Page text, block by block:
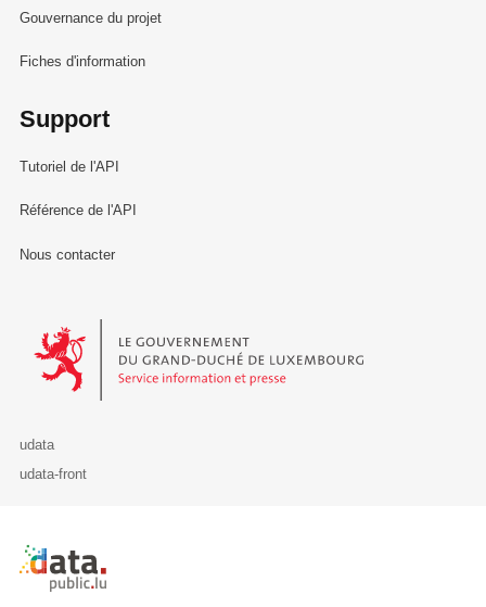
Gouvernance du projet
Fiches d'information
Support
Tutoriel de l'API
Référence de l'API
Nous contacter
Le Gouvernement du Grand-Duché de Luxembourg - Service
udata
udata-front
Retour à l'accueil de data.public.lu